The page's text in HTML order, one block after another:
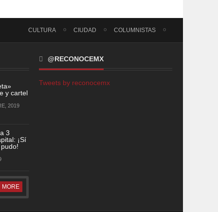
CULTURA CIUDAD COLUMNISTAS
y cartel
2019
3
¡Sí
MORE
@RECONOCEMX
Tweets by reconocemx